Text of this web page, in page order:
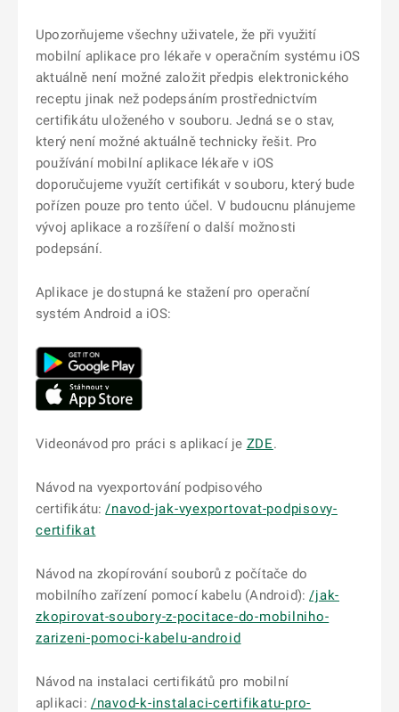
Upozorňujeme všechny uživatele, že při využití
mobilní aplikace pro lékaře v operačním systému iOS
aktuálně není možné založit předpis elektronického
receptu jinak než podepsáním prostřednictvím
certifikátu uloženého v souboru. Jedná se o stav,
který není možné aktuálně technicky řešit. Pro
používání mobilní aplikace lékaře v iOS
doporučujeme využít certifikát v souboru, který bude
pořízen pouze pro tento účel. V budoucnu plánujeme
vývoj aplikace a rozšíření o další možnosti
podepsání.
Aplikace je dostupná ke stažení pro operační
systém Android a iOS:
Videonávod pro práci s aplikací je ZDE.
Návod na vyexportování podpisového
certifikátu:/navod-jak-vyexportovat-podpisovy-
certifikat
Návod na zkopírování souborů z počítače do
mobilního zařízení pomocí kabelu (Android):/jak-
zkopirovat-soubory-z-pocitace-do-mobilniho-
zarizeni-pomoci-kabelu-android
Návod na instalaci certifikátů pro mobilní
aplikaci: /navod-k-instalaci-certifikatu-pro-